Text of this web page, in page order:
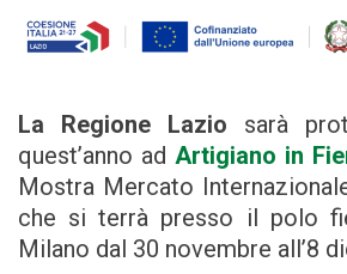
La Regione Lazio sarà
quest’anno ad Artigiano in
Mostra Mercato
che si terrà presso il polo
Milano dal 30 novembre all’8